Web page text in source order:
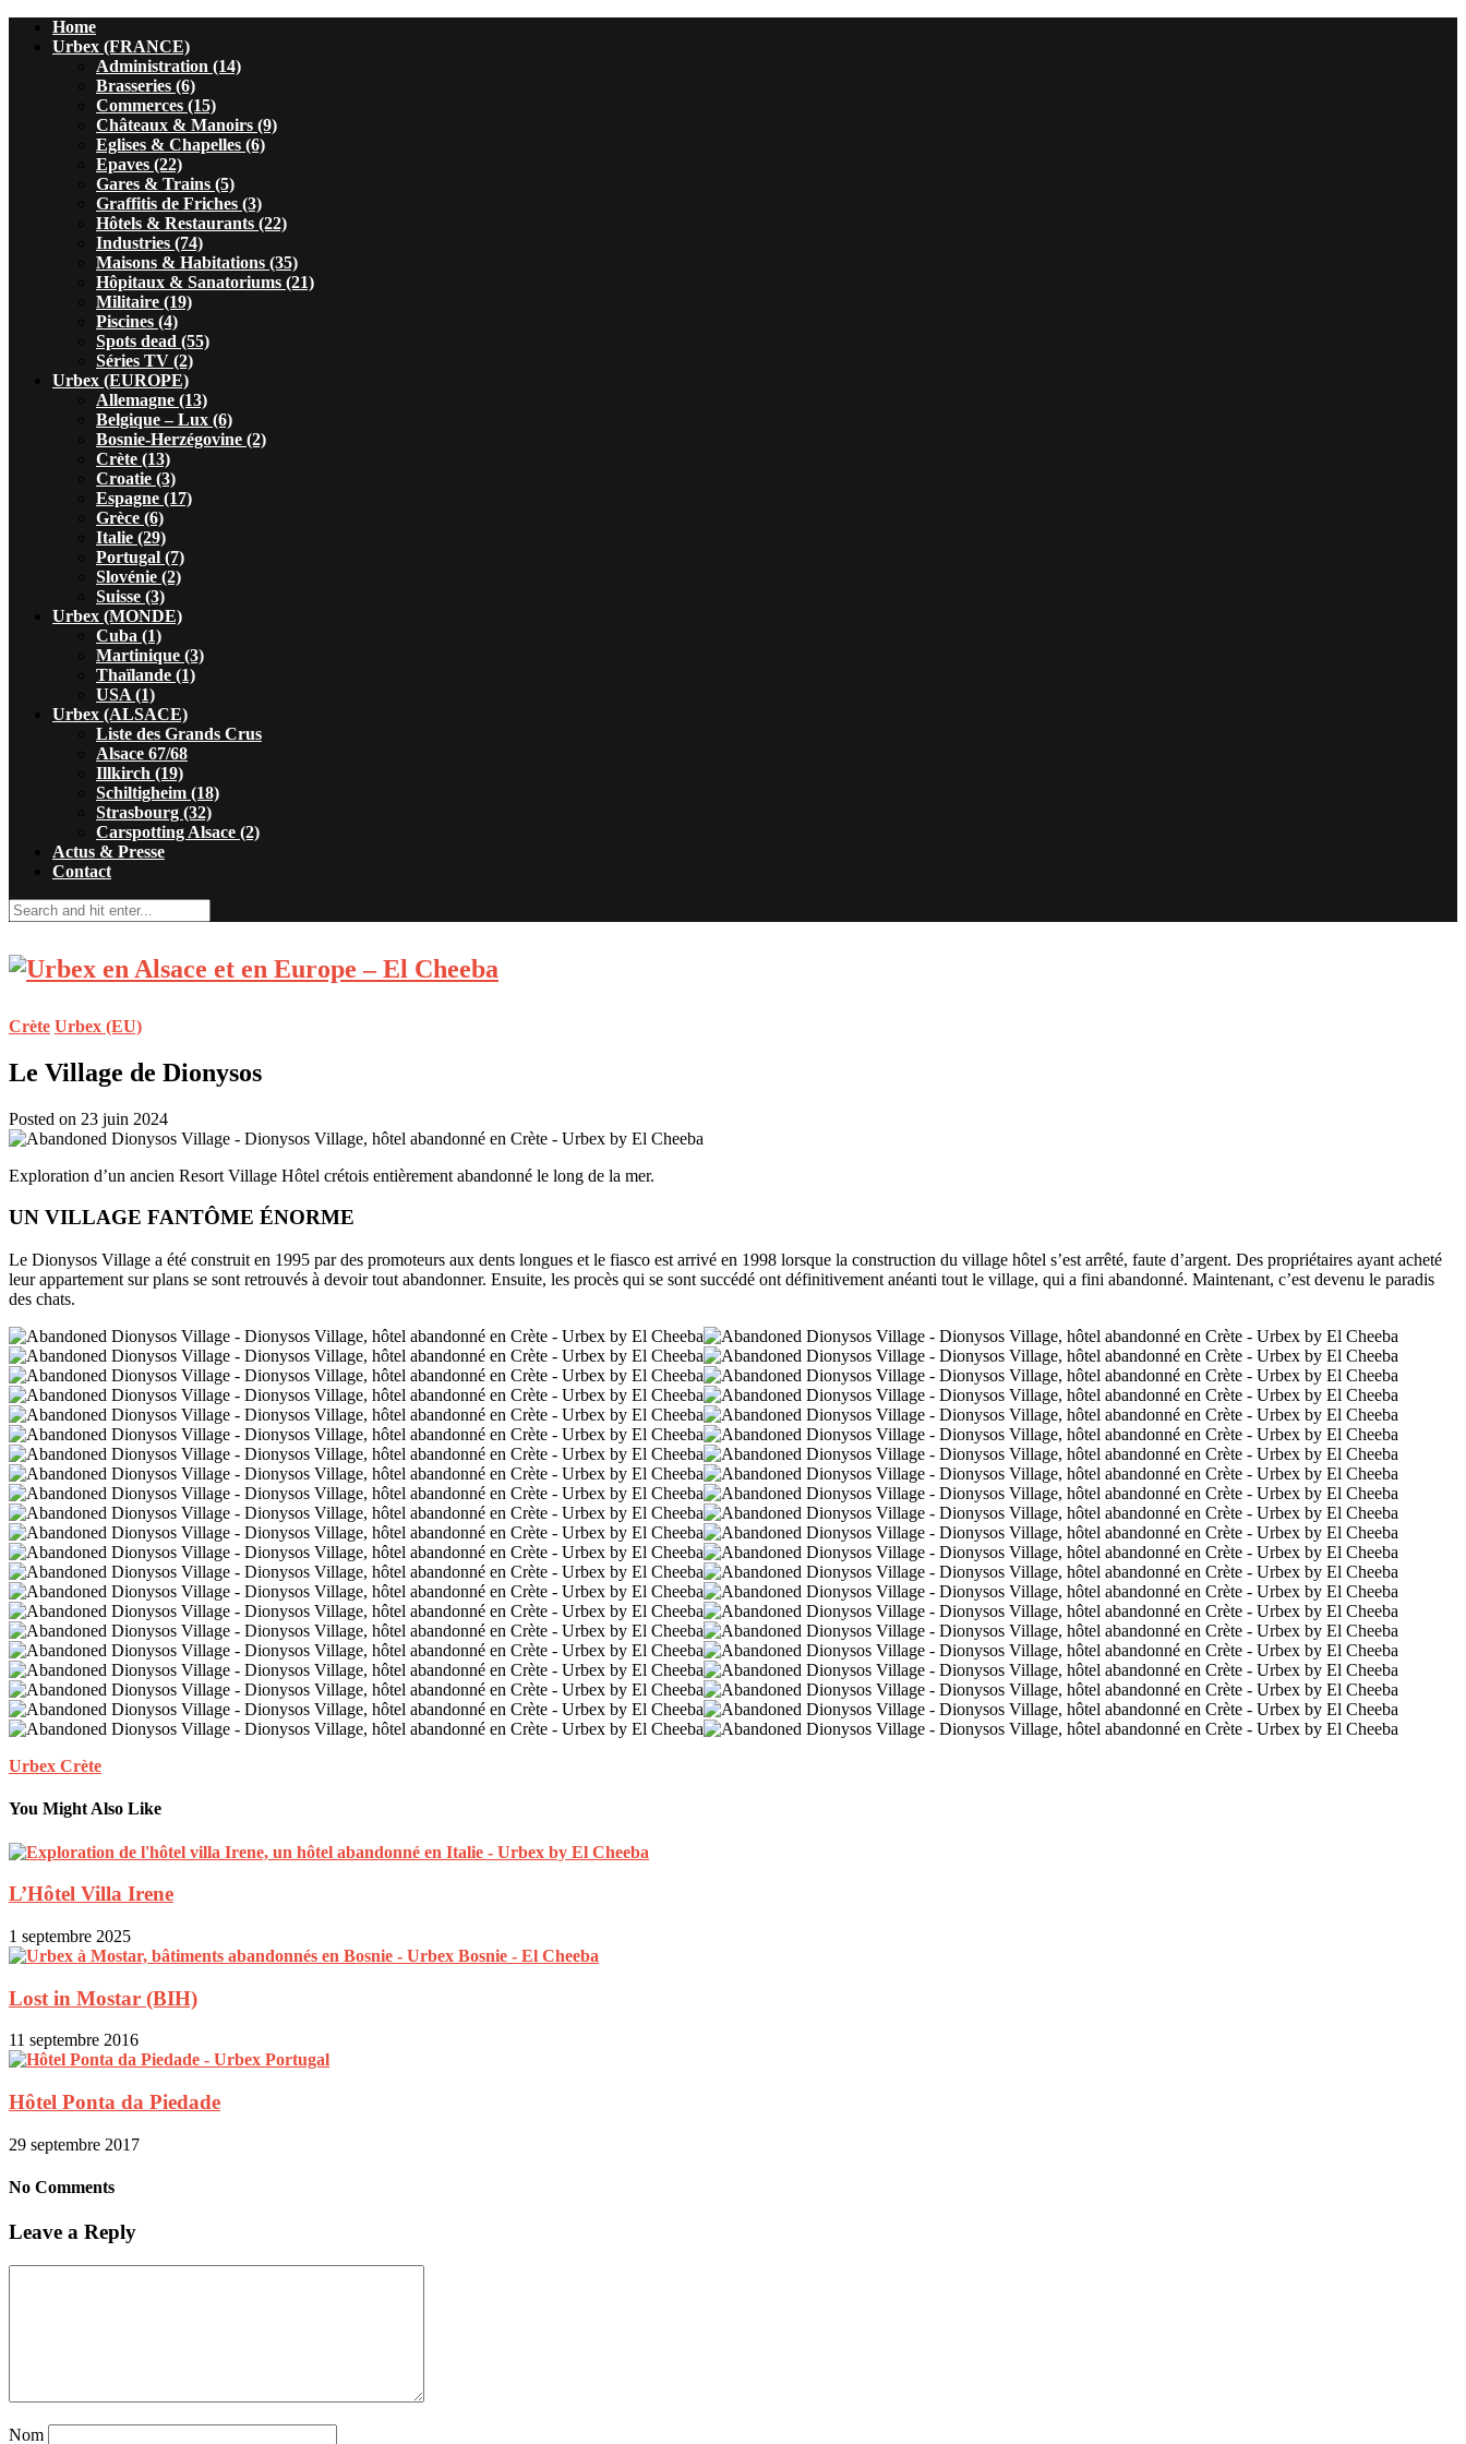
Home
Urbex (FRANCE)
Administration (14)
Brasseries (6)
Commerces (15)
Châteaux & Manoirs (9)
Eglises & Chapelles (6)
Epaves (22)
Gares & Trains (5)
Graffitis de Friches (3)
Hôtels & Restaurants (22)
Industries (74)
Maisons & Habitations (35)
Hôpitaux & Sanatoriums (21)
Militaire (19)
Piscines (4)
Spots dead (55)
Séries TV (2)
Urbex (EUROPE)
Allemagne (13)
Belgique – Lux (6)
Bosnie-Herzégovine (2)
Crète (13)
Croatie (3)
Espagne (17)
Grèce (6)
Italie (29)
Portugal (7)
Slovénie (2)
Suisse (3)
Urbex (MONDE)
Cuba (1)
Martinique (3)
Thaïlande (1)
USA (1)
Urbex (ALSACE)
Liste des Grands Crus
Alsace 67/68
Illkirch (19)
Schiltigheim (18)
Strasbourg (32)
Carspotting Alsace (2)
Actus & Presse
Contact
Crète Urbex (EU)
Le Village de Dionysos
Posted on 23 juin 2024
Exploration d’un ancien Resort Village Hôtel crétois entièrement abandonné le long de la mer.
UN VILLAGE FANTÔME ÉNORME
Le Dionysos Village a été construit en 1995 par des promoteurs aux dents longues et le fiasco est arrivé en 1998 lorsque la construction du village hôtel s’est arrêté, faute d’argent. Des propriétaires ayant acheté
leur appartement sur plans se sont retrouvés à devoir tout abandonner. Ensuite, les procès qui se sont succédé ont définitivement anéanti tout le village, qui a fini abandonné. Maintenant, c’est devenu le paradis
des chats.
Urbex Crète
You Might Also Like
L’Hôtel Villa Irene
1 septembre 2025
Lost in Mostar (BIH)
11 septembre 2016
Hôtel Ponta da Piedade
29 septembre 2017
No Comments
Leave a Reply
Nom